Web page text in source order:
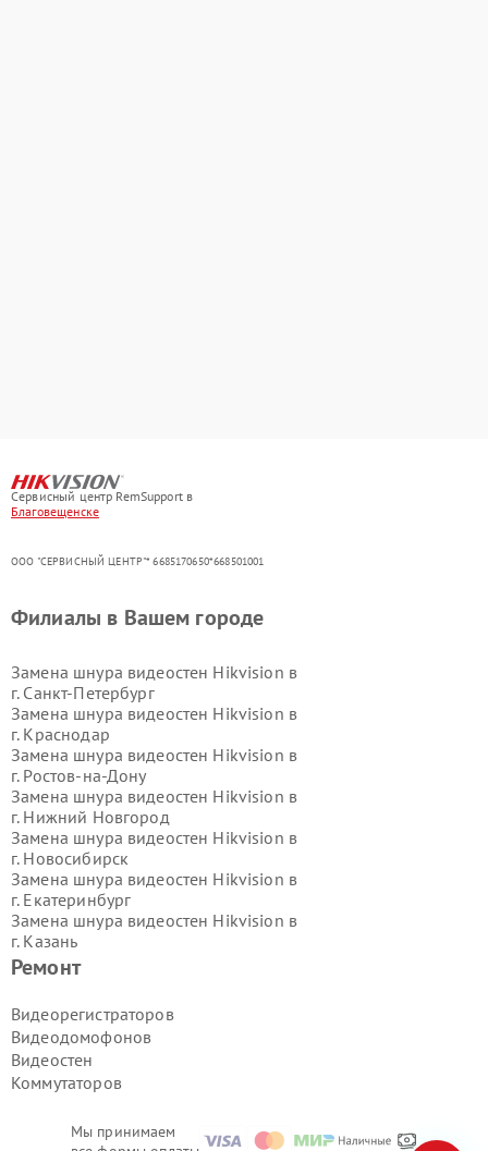
Сервисный центр RemSupport в
Благовещенске
ООО "СЕРВИСНЫЙ ЦЕНТР"* 6685170650*668501001
Мы принимаем
Ремонт
Видеорегистраторов
Видеодомофонов
Видеостен
Коммутаторов
Филиалы в Вашем городе
Замена шнура видеостен Hikvision в
г. Санкт-Петербург
Замена шнура видеостен Hikvision в
г. Краснодар
Замена шнура видеостен Hikvision в
г. Ростов-на-Дону
Замена шнура видеостен Hikvision в
г. Нижний Новгород
Замена шнура видеостен Hikvision в
г. Новосибирск
Замена шнура видеостен Hikvision в
г. Екатеринбург
Замена шнура видеостен Hikvision в
г. Казань
Замена шнура видеостен Hikvision в
Замена шнура видеостен Hikvision в
г.Волгоград
Замена шнура видеостен Hikvision в
г.Самара
Замена шнура видеостен Hikvision в
Замена шнура видеостен Hikvision в